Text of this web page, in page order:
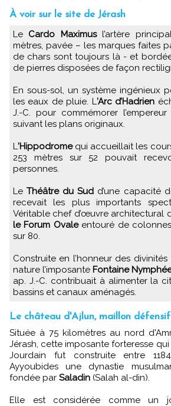
À voir sur le site de Jérash
Le Cardo Maximusl’artère
mètres, pavée – les marques faites
de chars sont toujours là - et
de pierres disposées de façon
En sous-sol, un système ingénieux
les eaux de pluie. L’Arc d’Hadrien
J.-C. pour commémorer
suivant les plans originaux.
L’Hippodromequi accueillait les
253 mètres sur 52 pouvait
personnes.
LeThéâtre du Sud d’une capacité
recevait les plus importants
Véritable chef d’œuvre architectural
le Forum Ovaleentouré de
sur 80.
Construite en l’honneur des
nature l’imposante Fontaine
ap. J.-C. contribuait à alimenter la
bassins et canaux aménagés.
Le château d'Ajlun, maillon
Située à 75 kilomètres au nord d'Amman et à 25 km de
Jérash, cette imposante forteresse
Jourdain fut construite entre
Ayyoubides une dynastie
fondée par Saladin (Salah al-din).
Elle est considérée comme un